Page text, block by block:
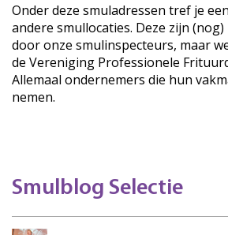
Onder deze smuladressen tref je
andere smullocaties. Deze zijn
door onze smulinspecteurs, maar
de Vereniging Professionele
Allemaal ondernemers die hun
nemen.
Smulblog Selectie